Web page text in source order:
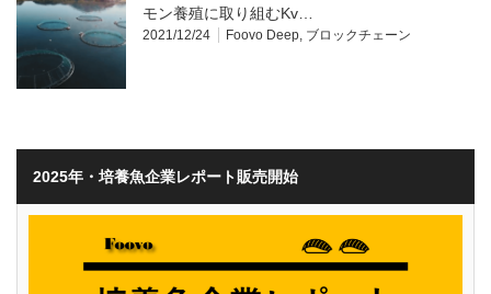
モン養殖に取り組むKv…
2021/12/24 Foovo Deep, ブロックチェーン
2025年・培養魚企業レポート販売開始